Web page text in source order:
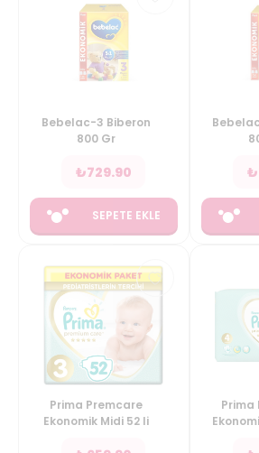
Bebelac-3 Biberon
800 Gr
₺729.90
SEPETE EKLE
₺
Prima Premcare
Ekonomik Midi 52 li
Prima